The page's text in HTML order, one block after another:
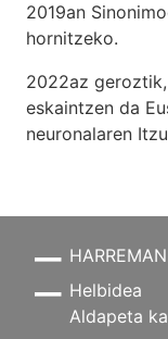
2019an
hornitzeko.
2022az
eskaintzen da
neuronalaren
Helbidea
Aldapeta